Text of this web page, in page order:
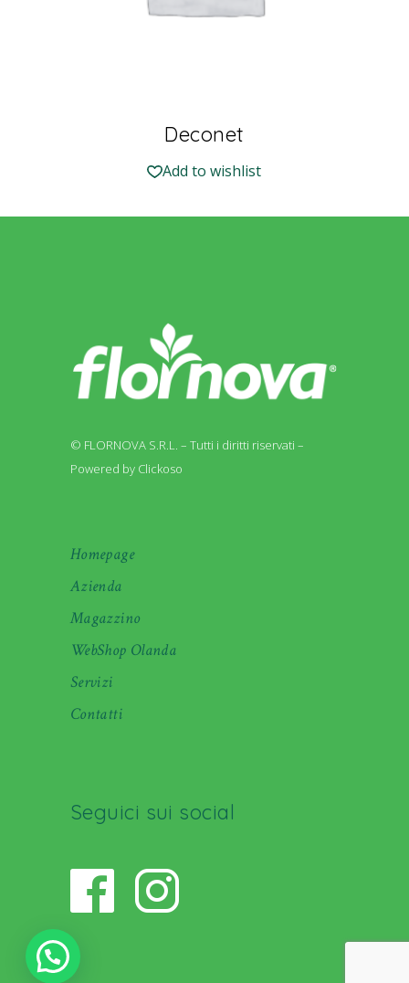
Deconet
Add to wishlist
© FLORNOVA S.R.L. – Tutti i diritti riservati –
Powered by Clickoso
Homepage
Azienda
Magazzino
WebShop Olanda
Servizi
Contatti
Seguici sui social